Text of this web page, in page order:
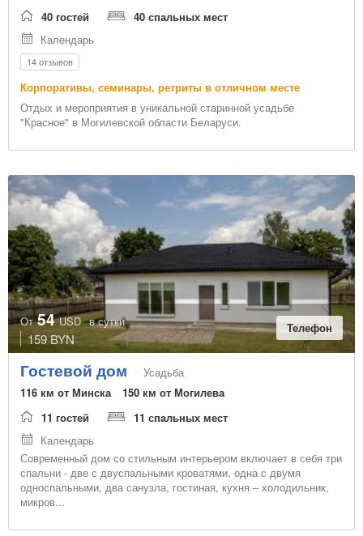
40 гостей
40 спальных мест
Календарь
14 отзывов
Корпоративы, семинары, ретриты в отличном месте
Отдых и мероприятия в уникальной старинной усадьбе
"Красное" в Могилевской области Беларуси.
От 54USD в сутки
159 BYN
Телефон
Гостевой дом
Усадьба
116 км от Минска
150 км от Могилева
11 гостей
11 спальных мест
Календарь
Современный дом со стильным интерьером включает в себя три
спальни - две с двуспальными кроватями, одна с двумя
односпальными, два санузла, гостиная, кухня – холодильник,
микров...